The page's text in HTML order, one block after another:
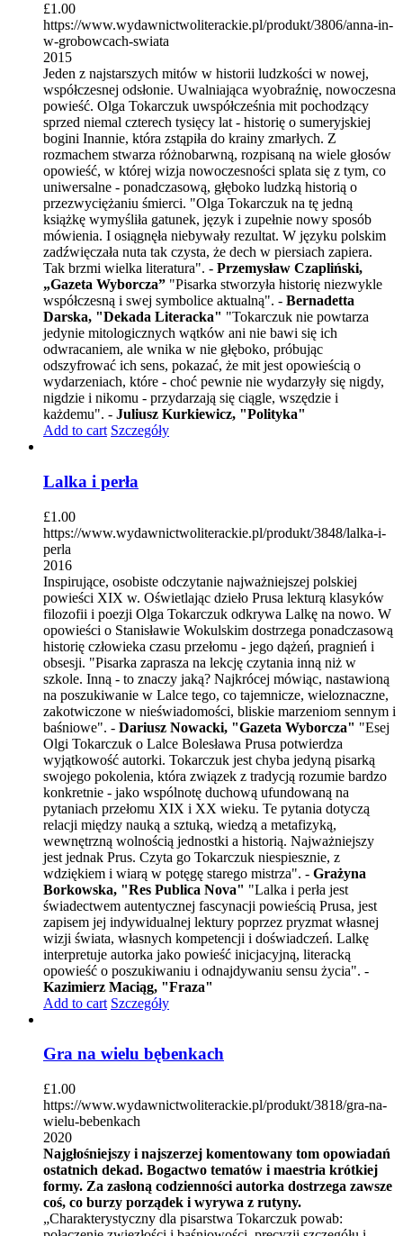
£1.00
https://www.wydawnictwoliterackie.pl/produkt/3806/anna-in-
w-grobowcach-swiata
2015
Jeden z najstarszych mitów w historii ludzkości w nowej,
współczesnej odsłonie. Uwalniająca wyobraźnię, nowoczesna
powieść. Olga Tokarczuk uwspółcześnia mit pochodzący
sprzed niemal czterech tysięcy lat - historię o sumeryjskiej
bogini Inannie, która zstąpiła do krainy zmarłych. Z
rozmachem stwarza różnobarwną, rozpisaną na wiele głosów
opowieść, w której wizja nowoczesności splata się z tym, co
uniwersalne - ponadczasową, głęboko ludzką historią o
przezwyciężaniu śmierci. "Olga Tokarczuk na tę jedną
książkę wymyśliła gatunek, język i zupełnie nowy sposób
mówienia. I osiągnęła niebywały rezultat. W języku polskim
zadźwięczała nuta tak czysta, że dech w piersiach zapiera.
Tak brzmi wielka literatura". - Przemysław Czapliński,
„Gazeta Wyborcza” "Pisarka stworzyła historię niezwykle
współczesną i swej symbolice aktualną". - Bernadetta
Darska, "Dekada Literacka" "Tokarczuk nie powtarza
jedynie mitologicznych wątków ani nie bawi się ich
odwracaniem, ale wnika w nie głęboko, próbując
odszyfrować ich sens, pokazać, że mit jest opowieścią o
wydarzeniach, które - choć pewnie nie wydarzyły się nigdy,
nigdzie i nikomu - przydarzają się ciągle, wszędzie i
każdemu". - Juliusz Kurkiewicz, "Polityka"
Add to cart Szczegóły
Lalka i perła
£1.00
https://www.wydawnictwoliterackie.pl/produkt/3848/lalka-i-
perla
2016
Inspirujące, osobiste odczytanie najważniejszej polskiej
powieści XIX w. Oświetlając dzieło Prusa lekturą klasyków
filozofii i poezji Olga Tokarczuk odkrywa Lalkę na nowo. W
opowieści o Stanisławie Wokulskim dostrzega ponadczasową
historię człowieka czasu przełomu - jego dążeń, pragnień i
obsesji. "Pisarka zaprasza na lekcję czytania inną niż w
szkole. Inną - to znaczy jaką? Najkrócej mówiąc, nastawioną
na poszukiwanie w Lalce tego, co tajemnicze, wieloznaczne,
zakotwiczone w nieświadomości, bliskie marzeniom sennym i
baśniowe". - Dariusz Nowacki, "Gazeta Wyborcza" "Esej
Olgi Tokarczuk o Lalce Bolesława Prusa potwierdza
wyjątkowość autorki. Tokarczuk jest chyba jedyną pisarką
swojego pokolenia, która związek z tradycją rozumie bardzo
konkretnie - jako wspólnotę duchową ufundowaną na
pytaniach przełomu XIX i XX wieku. Te pytania dotyczą
relacji między nauką a sztuką, wiedzą a metafizyką,
wewnętrzną wolnością jednostki a historią. Najważniejszy
jest jednak Prus. Czyta go Tokarczuk niespiesznie, z
wdziękiem i wiarą w potęgę starego mistrza". - Grażyna
Borkowska, "Res Publica Nova" "Lalka i perła jest
świadectwem autentycznej fascynacji powieścią Prusa, jest
zapisem jej indywidualnej lektury poprzez pryzmat własnej
wizji świata, własnych kompetencji i doświadczeń. Lalkę
interpretuje autorka jako powieść inicjacyjną, literacką
opowieść o poszukiwaniu i odnajdywaniu sensu życia". -
Kazimierz Maciąg, "Fraza"
Add to cart Szczegóły
Gra na wielu bębenkach
£1.00
https://www.wydawnictwoliterackie.pl/produkt/3818/gra-na-
wielu-bebenkach
2020
Najgłośniejszy i najszerzej komentowany tom opowiadań
ostatnich dekad. Bogactwo tematów i maestria krótkiej
formy. Za zasłoną codzienności autorka dostrzega zawsze
coś, co burzy porządek i wyrywa z rutyny.
„Charakterystyczny dla pisarstwa Tokarczuk powab: